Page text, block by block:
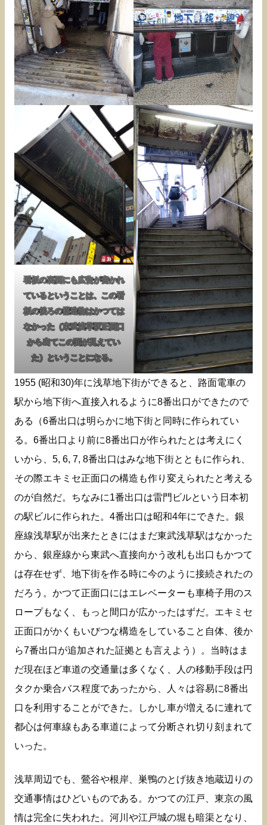
看板の裏面にも広告が書かれ
ているということは、この看
板の後ろの構造物はかつては
なかった（東武浅草駅正面口
から出てこの面が見えてい
た）ということになる。
1955 (昭和30)年に浅草地下街ができると、路面電車の
駅から地下街へ直接入れるように8番出口ができたので
ある（6番出口は明らかに地下街と同時に作られてい
る。6番出口より前に8番出口が作られたとは考えにく
いから、5, 6, 7, 8番出口はみな地下街とともに作られ、
その際エキミセ正面口の構造も作り変えられたと考える
のが自然だ。ちなみに1番出口は雷門ビルという日本初
の駅ビルに作られた。4番出口は昭和4年にできた。銀
座線浅草駅が出来たときにはまだ東武浅草駅はなかった
から、銀座線から東武へ直接向かう改札も出口もかつて
は存在せず、地下街を作る時に今のように接続されたの
だろう。かつて正面口にはエレベーターも車椅子用のス
ロープもなく、もっと間口が広かったはずだ。エキミセ
正面口がかくもいびつな構造をしていること自体、後か
ら7番出口が追加された証拠とも言えよう）。当時はま
だ現在ほど車道の交通量は多くなく、人の移動手段は円
タクか乗合バス程度であったから、人々は容易に8番出
口を利用することができた。しかし車が増えるに連れて
都心は何車線もある車道によって分断され切り刻まれて
いった。
浅草周辺でも、鶯谷や根岸、巣鴨のとげ抜き地蔵辺りの
交通事情はひどいものである。かつての江戸、東京の風
情は完全に失われた。河川や江戸城の堀も暗渠となり、